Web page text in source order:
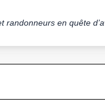
randonneurs en quête